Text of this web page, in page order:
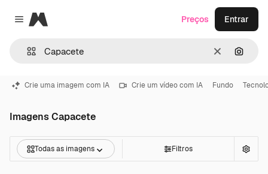
Close menu
Magnific
Limpar
Preços Entrar
Crie uma imagem com IA Crie um vídeo com IA Fundo
Imagens Capacete
Todas as imagens Filtros